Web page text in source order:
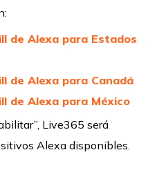
de Alexa para Estados
de Alexa para Canadá
de Alexa para México
Live365 será
Alexa disponibles.